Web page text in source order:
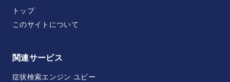
トップ
このサイトについて
関連サービス
症状検索エンジン ユビー